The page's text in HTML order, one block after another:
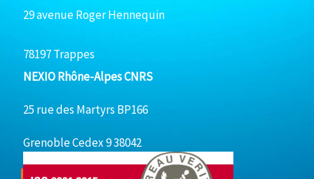
29 avenue Roger Hennequin
78197 Trappes
NEXIO Rhône-Alpes CNRS
25 rue des Martyrs BP166
Grenoble Cedex 9 38042